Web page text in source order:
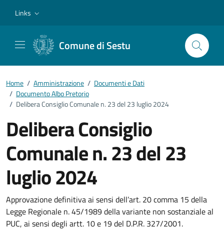
Links
Comune di Sestu
Home / Amministrazione / Documenti e Dati
/ Documento Albo Pretorio
/ Delibera Consiglio Comunale n. 23 del 23 luglio 2024
Delibera Consiglio
Comunale n. 23 del 23
luglio 2024
Dettagli del documento
Approvazione definitiva ai sensi dell’art. 20 comma 15 della
Legge Regionale n. 45/1989 della variante non sostanziale al
PUC, ai sensi degli artt. 10 e 19 del D.P.R. 327/2001.